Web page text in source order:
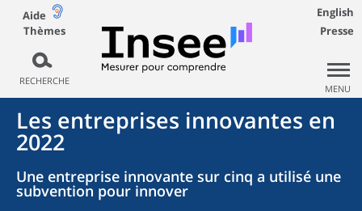
Aide
Thèmes
RECHERCHE
English
Presse
MENU
Les entreprises innovantes en
2022
Une entreprise innovante sur cinq a utilisé une
subvention pour innover